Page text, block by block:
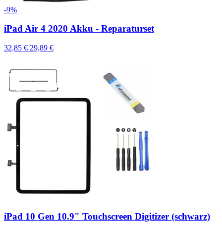
-9%
iPad Air 4 2020 Akku - Reparaturset
32,85 € 29,89 €
iPad 10 Gen 10.9" Touchscreen Digitizer (schwarz)